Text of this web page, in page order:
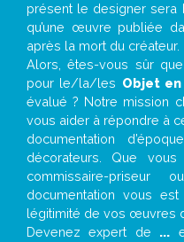
présent le designer sera
qu’une œuvre publiée
après la mort du créateur.
Alors, êtes-vous sûr
pour le/la/les Objet
évalué ? Notre mission
vous aider à répondre à
documentation
décorateurs. Que
commissaire-priseur
documentation vous
légitimité de vos œuvres
Devenez expert de ...